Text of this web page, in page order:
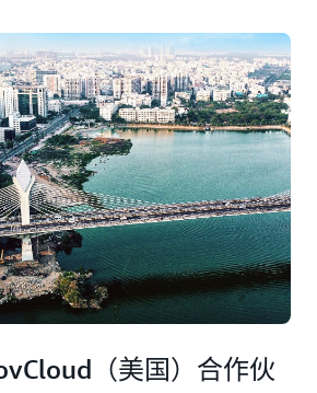
（美国）合作伙